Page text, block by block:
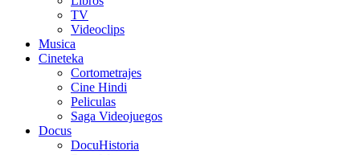
TV
Videoclips
Musica
Cineteka
Cortometrajes
Cine Hindi
Peliculas
Saga Videojuegos
Docus
DocuHistoria